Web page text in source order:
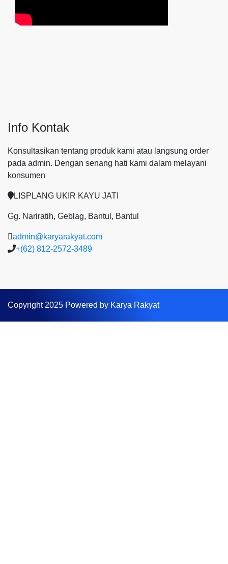
Info Kontak
Konsultasikan tentang produk kami atau langsung order
pada admin. Dengan senang hati kami dalam melayani
konsumen
LISPLANG UKIR KAYU JATI
Gg. Nariratih, Geblag, Bantul, Bantul
admin@karyarakyat.com
+(62) 812-2572-3489
Copyright 2025 Powered by Karya Rakyat